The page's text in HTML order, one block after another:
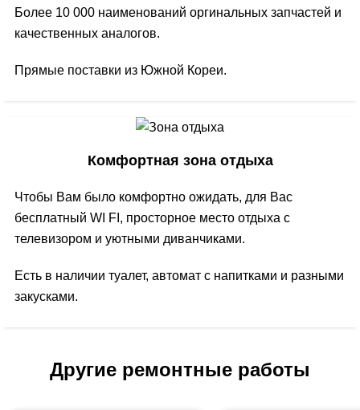
Более 10 000 наименований оргинальных запчастей и
качественных аналогов.
Прямые поставки из Южной Кореи.
Комфортная зона отдыха
Чтобы Вам было комфортно ожидать, для Вас
бесплатный WI FI, просторное место отдыха с
телевизором и уютными диванчиками.
Есть в наличии туалет, автомат с напитками и разными
закусками.
Другие ремонтные работы